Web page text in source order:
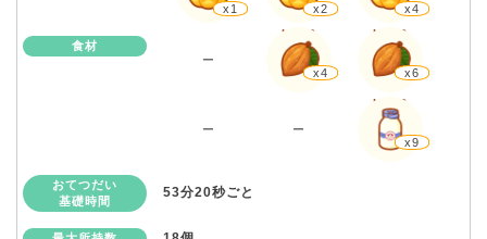
食材
x1 x2 x4
ー
Lv.30
x4
Lv.60
x6
ー ー
Lv.60
x9
おてつだい
基礎時間
53分20秒ごと